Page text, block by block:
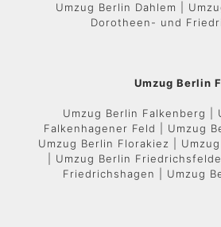
Umzug Berlin Dahlem |
Dorotheen- und
Umzug Berlin F
Umzug Berlin Falkenberg |
Falkenhagener Feld | Umzug
Umzug Berlin Florakiez |
| Umzug Berlin
Friedrichshagen | Umzug